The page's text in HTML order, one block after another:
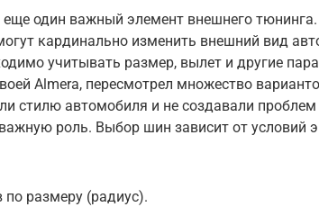
еще один важный элемент внешнего
кардинально изменить внешний вид
учитывать размер, вылет и другие
Almera, пересмотрел множество
стилю автомобиля и не создавали
роль. Выбор шин зависит от условий
размеру (радиус).